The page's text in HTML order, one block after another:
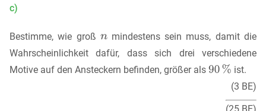
c)
Bestimme, wie groß
mindestens sein muss, damit die
Wahrscheinlichkeit dafür, dass sich drei verschiedene
Motive auf den Ansteckern befinden, größer als
ist.
(3 BE)
(25 BE)